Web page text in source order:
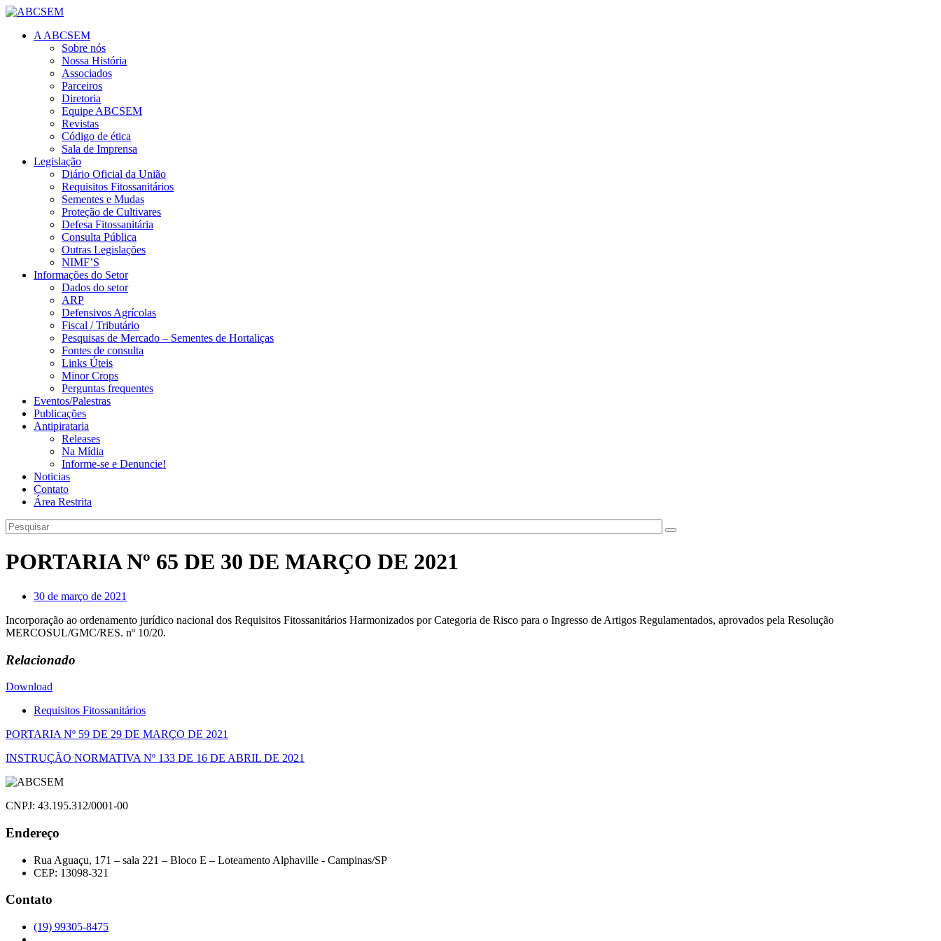
A ABCSEM
Sobre nós
Nossa História
Associados
Parceiros
Diretoria
Equipe ABCSEM
Revistas
Código de ética
Sala de Imprensa
Legislação
Diário Oficial da União
Requisitos Fitossanitários
Sementes e Mudas
Proteção de Cultivares
Defesa Fitossanitária
Consulta Pública
Outras Legislações
NIMF’S
Informações do Setor
Dados do setor
ARP
Defensivos Agrícolas
Fiscal / Tributário
Pesquisas de Mercado – Sementes de Hortaliças
Fontes de consulta
Links Úteis
Minor Crops
Perguntas frequentes
Eventos/Palestras
Publicações
Antipirataria
Releases
Na Mídia
Informe-se e Denuncie!
Noticias
Contato
Área Restrita
PORTARIA Nº 65 DE 30 DE MARÇO DE 2021
30 de março de 2021
Incorporação ao ordenamento jurídico nacional dos Requisitos Fitossanitários Harmonizados por Categoria de Risco para o Ingresso de Artigos Regulamentados, aprovados pela Resolução
MERCOSUL/GMC/RES. nº 10/20.
Relacionado
Download
Requisitos Fitossanitários
Navegação
de
Post
PORTARIA Nº 59 DE 29 DE MARÇO DE 2021
INSTRUÇÃO NORMATIVA Nº 133 DE 16 DE ABRIL DE 2021
CNPJ: 43.195.312/0001-00
Endereço
Rua Aguaçu, 171 – sala 221 – Bloco E – Loteamento Alphaville - Campinas/SP
CEP: 13098-321
Contato
(19) 99305-8475